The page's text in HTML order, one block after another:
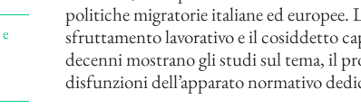
politiche migratorie italiane ed europee.
sfruttamento lavorativo e il cosiddetto
decenni mostrano gli studi sul tema, il
disfunzioni dell’apparato normativo